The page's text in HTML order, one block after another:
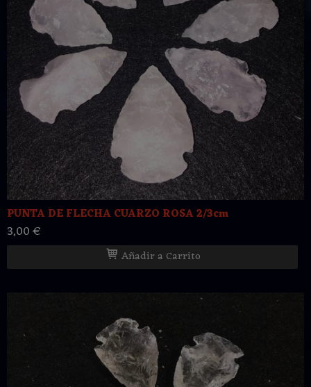
PUNTA DE FLECHA CUARZO ROSA 2/3cm
3,00 €
Añadir a Carrito